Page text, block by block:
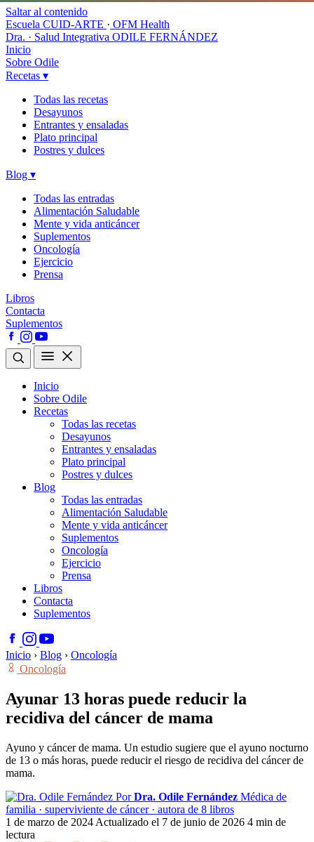
Saltar al contenido
Escuela CUID-ARTE · OFM Health
Dra. · Salud Integrativa ODILE FERNÁNDEZ
Inicio
Sobre Odile
Recetas ▾
Todas las recetas
Desayunos
Entrantes y ensaladas
Plato principal
Postres y dulces
Blog ▾
Todas las entradas
Alimentación Saludable
Mente y vida anticáncer
Suplementos
Oncología
Ejercicio
Prensa
Libros
Contacta
Suplementos
Inicio
Sobre Odile
Recetas
Todas las recetas
Desayunos
Entrantes y ensaladas
Plato principal
Postres y dulces
Blog
Todas las entradas
Alimentación Saludable
Mente y vida anticáncer
Suplementos
Oncología
Ejercicio
Prensa
Libros
Contacta
Suplementos
Inicio › Blog › Oncología
Oncología
Ayunar 13 horas puede reducir la
recidiva del cáncer de mama
Ayuno y cáncer de mama. Un estudio sugiere que el ayuno nocturno
de 13 o más horas, puede reducir el riesgo de recidiva del cáncer de
mama.
Por Dra. Odile Fernández Médica de
familia · superviviente de cáncer · autora de 8 libros
1 de marzo de 2024 Actualizado el 7 de junio de 2026 4 min de
lectura